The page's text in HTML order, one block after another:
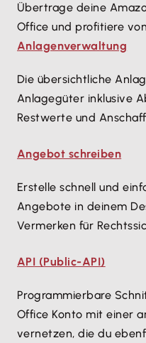
Übertrage deine
Office und profitiere
Anlagenverwaltung
Die übersichtliche
Anlagegüter inklusive
Restwerte und
Angebot schreiben
Erstelle schnell und
Angebote in deinem
Vermerken für
API (Public-API)
Programmierbare
Office Konto mit einer
vernetzen, die du